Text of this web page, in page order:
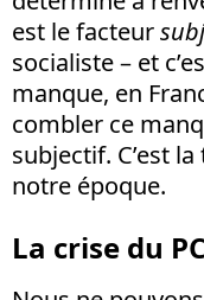
est le facteur
socialiste – et
manque, en
combler ce
subjectif. C’est
notre époque.
La crise du